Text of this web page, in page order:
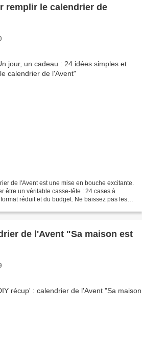
remplir le calendrier de
de l'Avent est une mise en bouche excitante.
être un véritable casse-tête : 24 cases à
réduit et du budget. Ne baissez pas les
de l'Avent "Sa maison est